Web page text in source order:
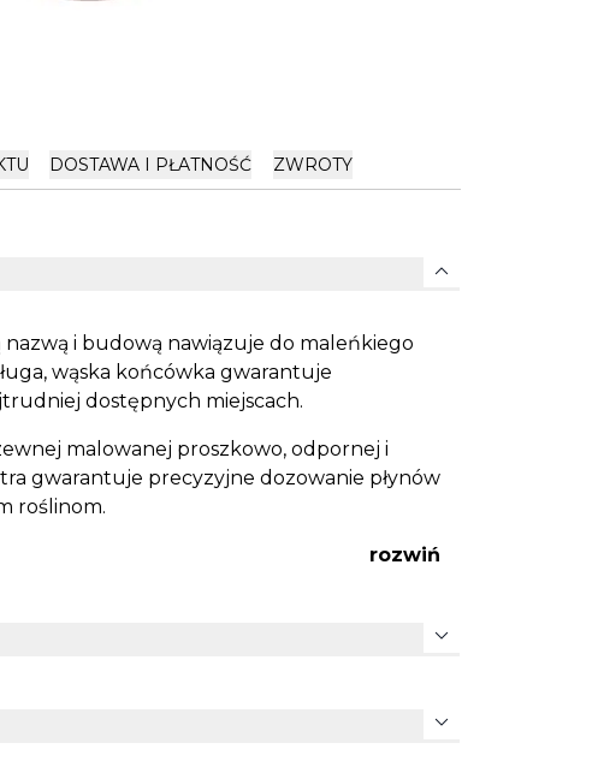
DOSTAWA I PŁATNOŚĆ ZWROTY
expand_more
nazwą i budową nawiązuje do maleńkiego
wąska końcówka gwarantuje
dostępnych miejscach.
malowanej proszkowo, odpornej i
gwarantuje precyzyjne dozowanie płynów
roślinom.
rozwiń
expand_more
expand_more